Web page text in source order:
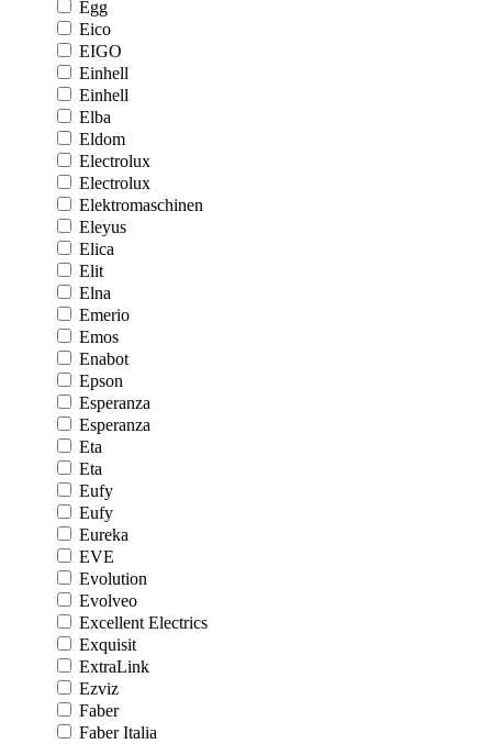
Egg
Eico
EIGO
Einhell
Einhell
Elba
Eldom
Electrolux
Electrolux
Elektromaschinen
Eleyus
Elica
Elit
Elna
Emerio
Emos
Enabot
Epson
Esperanza
Esperanza
Eta
Eta
Eufy
Eufy
Eureka
EVE
Evolution
Evolveo
Excellent Electrics
Exquisit
ExtraLink
Ezviz
Faber
Faber Italia